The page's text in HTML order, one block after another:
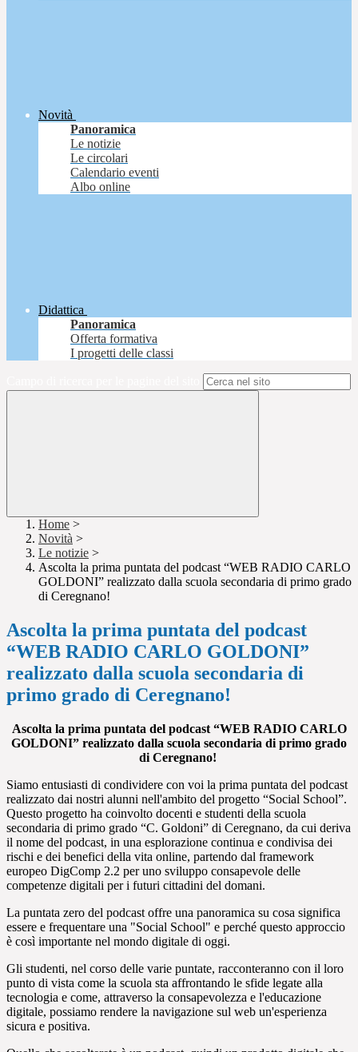
Novità
Panoramica
Le notizie
Le circolari
Calendario eventi
Albo online
Didattica
Panoramica
Offerta formativa
I progetti delle classi
Home >
Novità >
Le notizie >
Ascolta la prima puntata del podcast “WEB RADIO CARLO
GOLDONI” realizzato dalla scuola secondaria di primo grado
di Ceregnano!
Ascolta la prima puntata del podcast
“WEB RADIO CARLO GOLDONI”
realizzato dalla scuola secondaria di
primo grado di Ceregnano!
Ascolta la prima puntata del podcast “WEB RADIO CARLO
GOLDONI” realizzato dalla scuola secondaria di primo grado
di Ceregnano!
Siamo entusiasti di condividere con voi la prima puntata del podcast
realizzato dai nostri alunni nell'ambito del progetto “Social School”.
Questo progetto ha coinvolto docenti e studenti della scuola
secondaria di primo grado “C. Goldoni” di Ceregnano, da cui deriva
il nome del podcast, in una esplorazione continua e condivisa dei
rischi e dei benefici della vita online, partendo dal framework
europeo DigComp 2.2 per uno sviluppo consapevole delle
competenze digitali per i futuri cittadini del domani.
La puntata zero del podcast offre una panoramica su cosa significa
essere e frequentare una "Social School" e perché questo approccio
è così importante nel mondo digitale di oggi.
Gli studenti, nel corso delle varie puntate, racconteranno con il loro
punto di vista come la scuola sta affrontando le sfide legate alla
tecnologia e come, attraverso la consapevolezza e l'educazione
digitale, possiamo rendere la navigazione sul web un'esperienza
sicura e positiva.